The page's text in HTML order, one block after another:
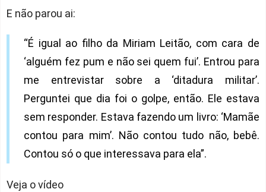
E não parou ai:
“É igual ao filho da Miriam Leitão, com cara de
‘alguém fez pum e não sei quem fui’. Entrou para
me entrevistar sobre a ‘ditadura militar’.
Perguntei que dia foi o golpe, então. Ele estava
sem responder. Estava fazendo um livro: ‘Mamãe
contou para mim’. Não contou tudo não, bebê.
Contou só o que interessava para ela”.
Veja o vídeo